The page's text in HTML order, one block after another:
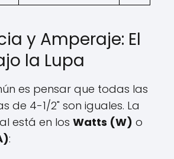
y Amperaje: El
la Lupa
es pensar que todas las
de 4-1/2" son iguales. La
está en los Watts (W) o
: